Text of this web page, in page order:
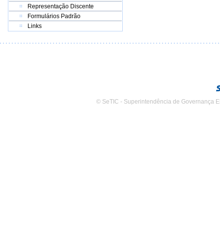
Representação Discente
Formulários Padrão
Links
© SeTIC - Superintendência de Governança